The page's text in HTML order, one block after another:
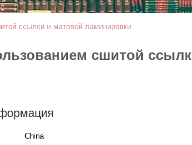
ссылки и матовой ламинировки
сшитой
China